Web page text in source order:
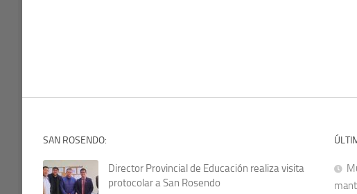
SAN ROSENDO:
Director Provincial de Educación realiza visita
protocolar a San Rosendo